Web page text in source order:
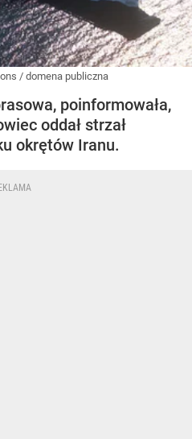
/ domena publiczna
poinformowała,
oddał strzał
okrętów Iranu.